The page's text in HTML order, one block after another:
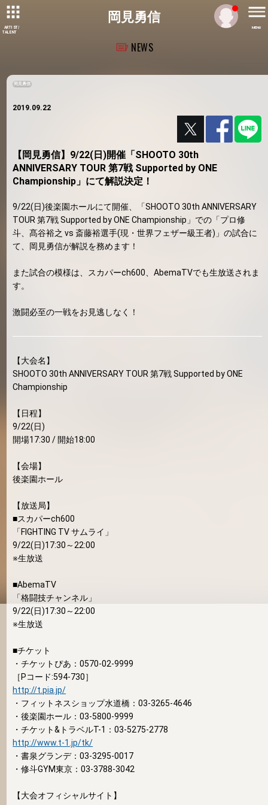
ARTIST/
TALENT
MENU
岡見勇信
NEWS
岡見勇信
2019.09.22
【岡見勇信】9/22(日)開催「SHOOTO 30th
ANNIVERSARY TOUR 第7戦 Supported by ONE
Championship」にて解説決定！
9/22(日)後楽園ホールにて開催、「SHOOTO 30th ANNIVERSARY
TOUR 第7戦 Supported by ONE Championship」での「プロ修
斗、髙谷裕之 vs 斎藤裕選手(現・世界フェザー級王者)」の試合に
て、岡見勇信が解説を務めます！
また試合の模様は、スカパーch600、AbemaTVでも生放送されま
す。
激闘必至の一戦をお見逃しなく！
【大会名】
SHOOTO 30th ANNIVERSARY TOUR 第7戦 Supported by ONE
Championship
【日程】
9/22(日)
開場17:30 / 開始18:00
【会場】
後楽園ホール
【放送局】
■スカパーch600
「FIGHTING TV サムライ」
9/22(日)17:30～22:00
※生放送
■AbemaTV
「格闘技チャンネル」
9/22(日)17:30～22:00
※生放送
■チケット
・チケットぴあ：0570-02-9999
［Pコード:594-730］
http://t.pia.jp/
・フィットネスショップ水道橋：03-3265-4646
・後楽園ホール：03-5800-9999
・チケット&トラベルT-1：03-5275-2778
http://www.t-1.jp/tk/
・書泉グランデ：03-3295-0017
・修斗GYM東京：03-3788-3042
【大会オフィシャルサイト】